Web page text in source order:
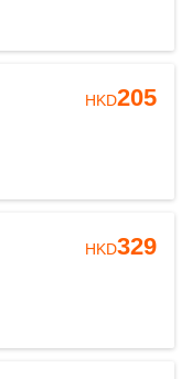
HKD205
HKD329